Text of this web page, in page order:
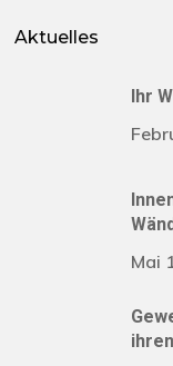
Aktuelles
Ihr
Mai